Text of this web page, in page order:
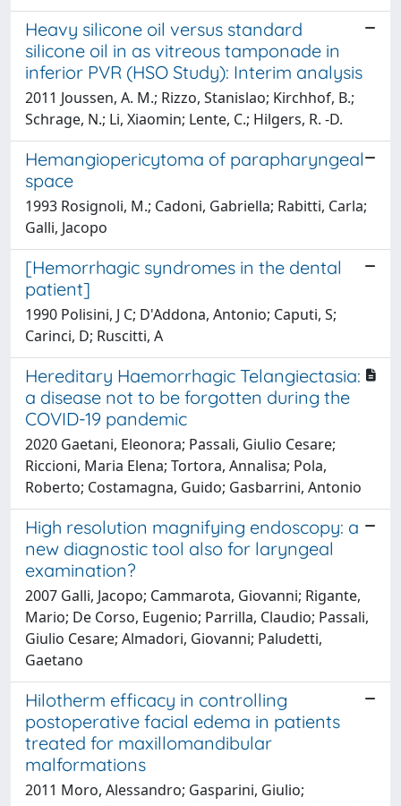
Heavy silicone oil versus standard
silicone oil in as vitreous tamponade in
inferior PVR (HSO Study): Interim analysis
2011 Joussen, A. M.; Rizzo, Stanislao; Kirchhof, B.;
Schrage, N.; Li, Xiaomin; Lente, C.; Hilgers, R. -D.
Hemangiopericytoma of parapharyngeal
space
1993 Rosignoli, M.; Cadoni, Gabriella; Rabitti, Carla;
Galli, Jacopo
[Hemorrhagic syndromes in the dental
patient]
1990 Polisini, J C; D'Addona, Antonio; Caputi, S;
Carinci, D; Ruscitti, A
Hereditary Haemorrhagic Telangiectasia:
a disease not to be forgotten during the
COVID-19 pandemic
2020 Gaetani, Eleonora; Passali, Giulio Cesare;
Riccioni, Maria Elena; Tortora, Annalisa; Pola,
Roberto; Costamagna, Guido; Gasbarrini, Antonio
High resolution magnifying endoscopy: a
new diagnostic tool also for laryngeal
examination?
2007 Galli, Jacopo; Cammarota, Giovanni; Rigante,
Mario; De Corso, Eugenio; Parrilla, Claudio; Passali,
Giulio Cesare; Almadori, Giovanni; Paludetti,
Gaetano
Hilotherm efficacy in controlling
postoperative facial edema in patients
treated for maxillomandibular
malformations
2011 Moro, Alessandro; Gasparini, Giulio;